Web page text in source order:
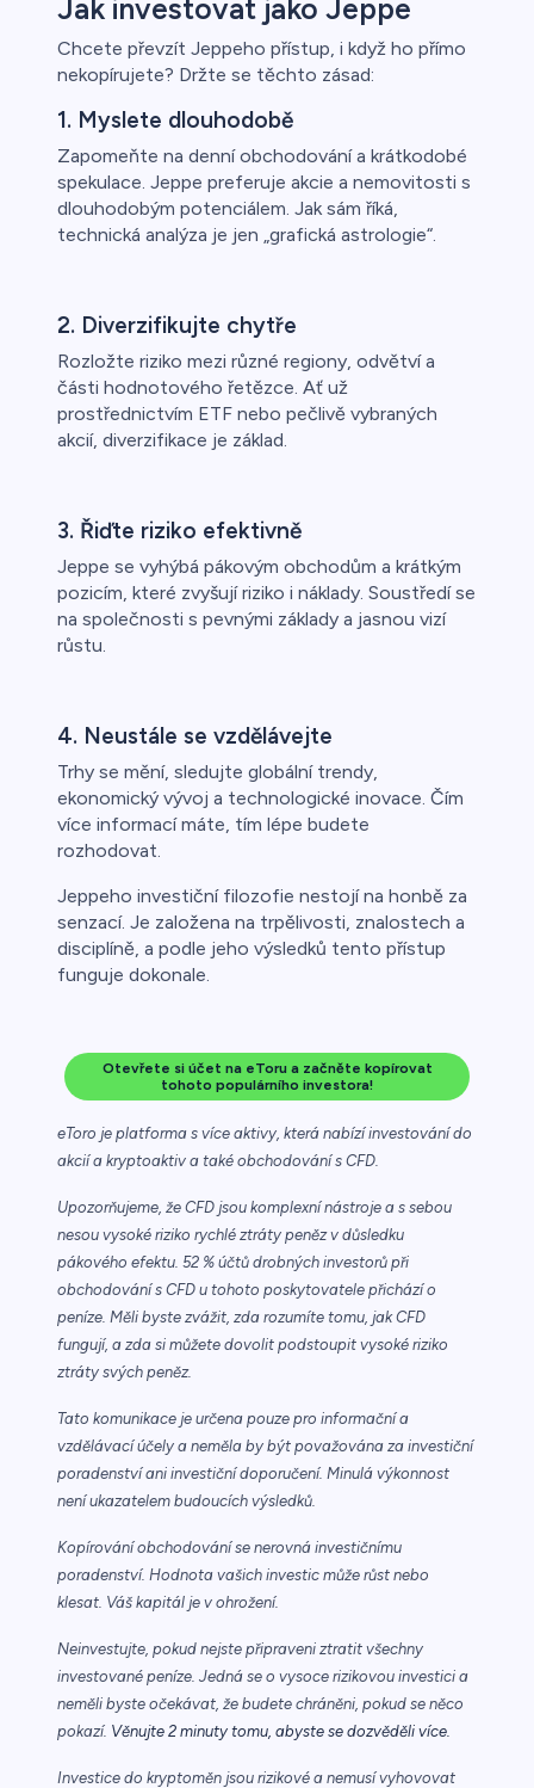
Jak investovat jako Jeppe
Chcete převzít Jeppeho přístup, i když ho přímo
nekopírujete? Držte se těchto zásad:
1. Myslete dlouhodobě
Zapomeňte na denní obchodování a krátkodobé
spekulace. Jeppe preferuje akcie a nemovitosti s
dlouhodobým potenciálem. Jak sám říká,
technická analýza je jen „grafická astrologie“.
2. Diverzifikujte chytře
Rozložte riziko mezi různé regiony, odvětví a
části hodnotového řetězce. Ať už
prostřednictvím ETF nebo pečlivě vybraných
akcií, diverzifikace je základ.
3. Řiďte riziko efektivně
Jeppe se vyhýbá pákovým obchodům a krátkým
pozicím, které zvyšují riziko i náklady. Soustředí se
na společnosti s pevnými základy a jasnou vizí
růstu.
4. Neustále se vzdělávejte
Trhy se mění, sledujte globální trendy,
ekonomický vývoj a technologické inovace. Čím
více informací máte, tím lépe budete
rozhodovat.
Jeppeho investiční filozofie nestojí na honbě za
senzací. Je založena na trpělivosti, znalostech a
disciplíně, a podle jeho výsledků tento přístup
funguje dokonale.
Otevřete si účet na eToru a začněte kopírovat
tohoto populárního investora!
eToro je platforma s více aktivy, která nabízí investování do
akcií a kryptoaktiv a také obchodování s CFD.
Upozorňujeme, že CFD jsou komplexní nástroje a s sebou
nesou vysoké riziko rychlé ztráty peněz v důsledku
pákového efektu. 52 % účtů drobných investorů při
obchodování s CFD u tohoto poskytovatele přichází o
peníze. Měli byste zvážit, zda rozumíte tomu, jak CFD
fungují, a zda si můžete dovolit podstoupit vysoké riziko
ztráty svých peněz.
Tato komunikace je určena pouze pro informační a
vzdělávací účely a neměla by být považována za investiční
poradenství ani investiční doporučení. Minulá výkonnost
není ukazatelem budoucích výsledků.
Kopírování obchodování se nerovná investičnímu
poradenství. Hodnota vašich investic může růst nebo
klesat. Váš kapitál je v ohrožení.
Neinvestujte, pokud nejste připraveni ztratit všechny
investované peníze. Jedná se o vysoce rizikovou investici a
neměli byste očekávat, že budete chráněni, pokud se něco
pokazí. Věnujte 2 minuty tomu, abyste se dozvěděli více.
Investice do kryptoměn jsou rizikové a nemusí vyhovovat